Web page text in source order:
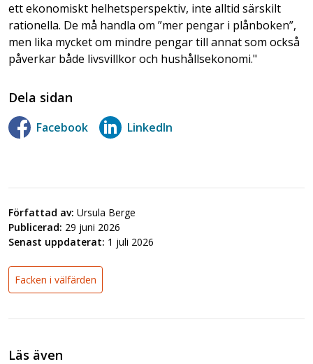
ett ekonomiskt helhetsperspektiv, inte alltid särskilt
rationella. De må handla om ”mer pengar i plånboken”,
men lika mycket om mindre pengar till annat som också
påverkar både livsvillkor och hushållsekonomi."
Dela sidan
Facebook LinkedIn
Författad av: Ursula Berge
Publicerad: 29 juni 2026
Senast uppdaterat: 1 juli 2026
Facken i välfärden
Läs även